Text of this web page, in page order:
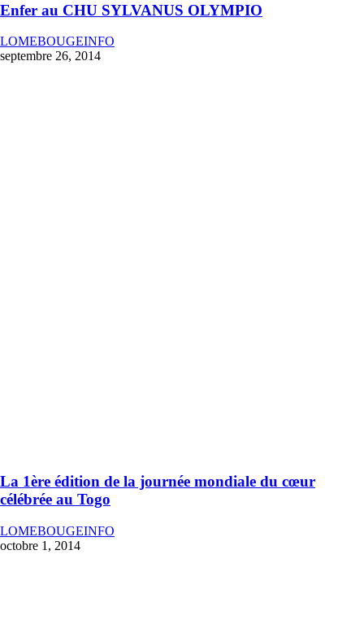
Enfer au CHU SYLVANUS OLYMPIO
LOMEBOUGEINFO
septembre 26, 2014
La 1ère édition de la journée mondiale du cœur
célébrée au Togo
LOMEBOUGEINFO
octobre 1, 2014